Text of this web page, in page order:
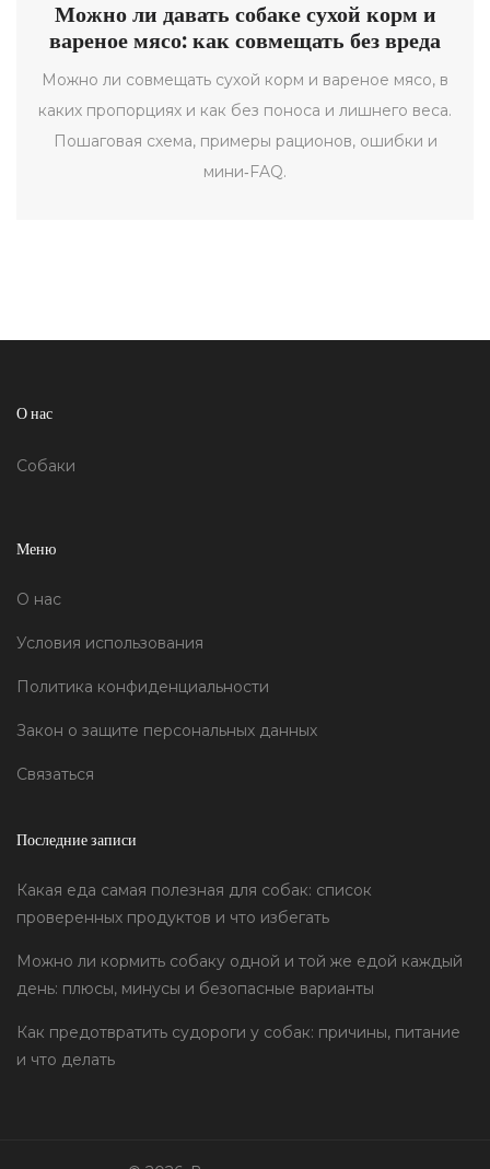
Можно ли давать собаке сухой корм и
вареное мясо: как совмещать без вреда
Можно ли совмещать сухой корм и вареное мясо, в
каких пропорциях и как без поноса и лишнего веса.
Пошаговая схема, примеры рационов, ошибки и
мини‑FAQ.
О нас
Собаки
Меню
О нас
Условия использования
Политика конфиденциальности
Закон о защите персональных данных
Связаться
Последние записи
Какая еда самая полезная для собак: список
проверенных продуктов и что избегать
Можно ли кормить собаку одной и той же едой каждый
день: плюсы, минусы и безопасные варианты
Как предотвратить судороги у собак: причины, питание
и что делать